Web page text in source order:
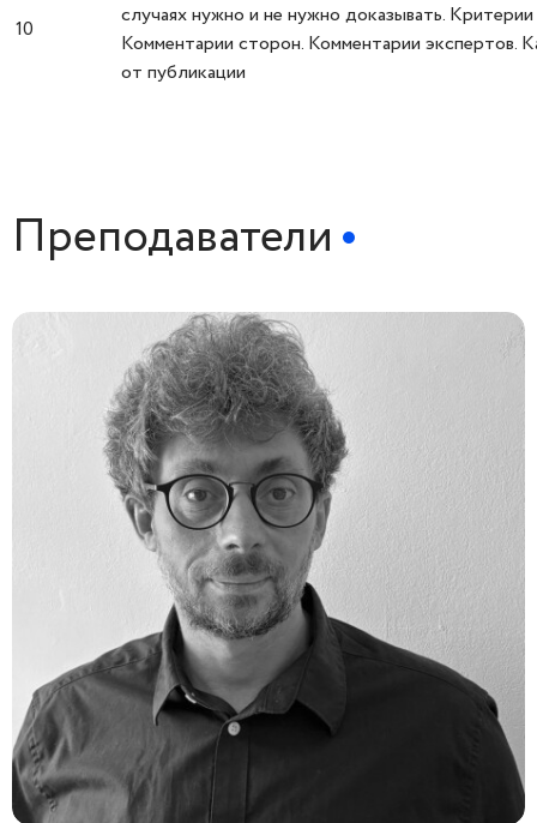
10
случаях нужно и не нужно доказывать.
Комментарии сторон. Комментарии экспертов.
от публикации
Преподаватели